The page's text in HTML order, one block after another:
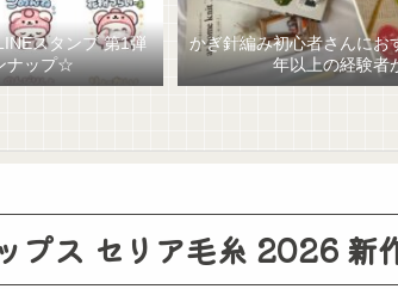
スタンプ 第1弾
ナップ☆
かぎ針編み初心者さんにお
年以上の経験者
プス セリア毛糸 2026 新